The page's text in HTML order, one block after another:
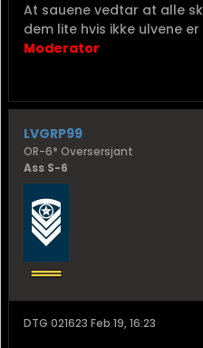
At sauene vedtar at alle
dem lite hvis ikke ulvene er
Moderator
LVGRP99
OR-6* Oversersjant
Ass S-6
DTG 021623 Feb 19, 16:23